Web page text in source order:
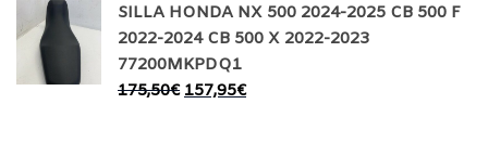
SILLA HONDA NX 500 2024-2025 CB 500 F
2022-2024 CB 500 X 2022-2023
77200MKPDQ1
175,50€ 157,95€